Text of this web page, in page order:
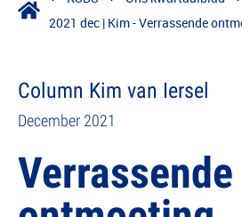
2021 dec | Kim - Verrassende
Column Kim van Iersel
December 2021
Verrassende